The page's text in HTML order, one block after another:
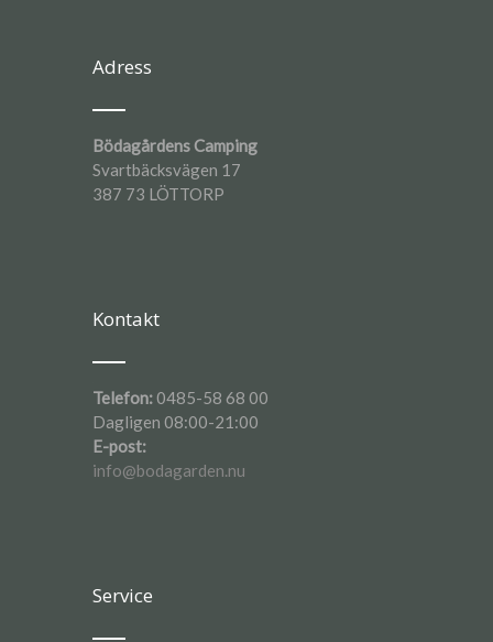
Adress
Bödagårdens Camping
Svartbäcksvägen 17
387 73 LÖTTORP
Kontakt
Telefon:0485-58 68 00
Dagligen 08:00-21:00
E-post:
info@bodagarden.nu
Service